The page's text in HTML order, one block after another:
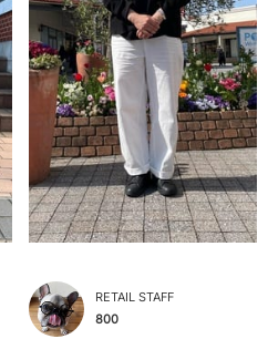
RETAIL STAFF
800